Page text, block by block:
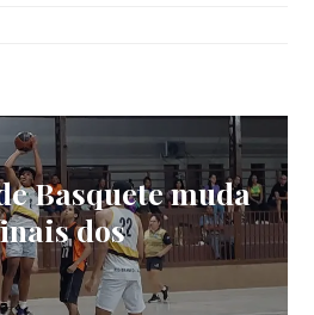
Basquete muda
dos